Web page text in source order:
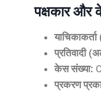
पक्षकार और
याचिकाकर्ता
प्रतिवादी
केस संख्या:
प्रकरण